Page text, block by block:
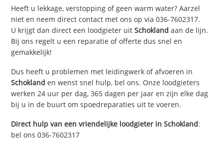
Heeft u lekkage, verstopping of geen warm water? Aarzel
niet en neem direct contact met ons op via 036-7602317.
U krijgt dan direct een loodgieter uitSchokland aan de lijn.
Bij ons regelt u een reparatie of offerte dus snel en
gemakkelijk!
Dus heeft u problemen met leidingwerk of afvoeren in
Schokland en wenst snel hulp, bel ons. Onze loodgieters
werken 24 uur per dag, 365 dagen per jaar en zijn elke dag
bij u in de buurt om spoedreparaties uit te voeren.
Direct hulp van een vriendelijke loodgieter inSchokland:
bel ons 036-7602317